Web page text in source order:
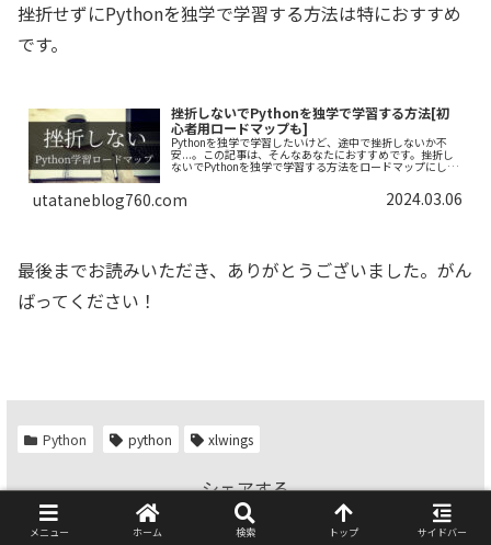
挫折せずにPythonを独学で学習する方法は特におすすめ
です。
挫折しないでPythonを独学で学習する方法[初
心者用ロードマップも]
Pythonを独学で学習したいけど、途中で挫折しないか不
安...。この記事は、そんなあなたにおすすめです。挫折し
ないでPythonを独学で学習する方法をロードマップにしま
utataneblog760.com 2024.03.06
最後までお読みいただき、ありがとうございました。がん
ばってください！
Python python xlwings
シェアする
Facebook はてブ
メニュー ホーム 検索 トップ サイドバー